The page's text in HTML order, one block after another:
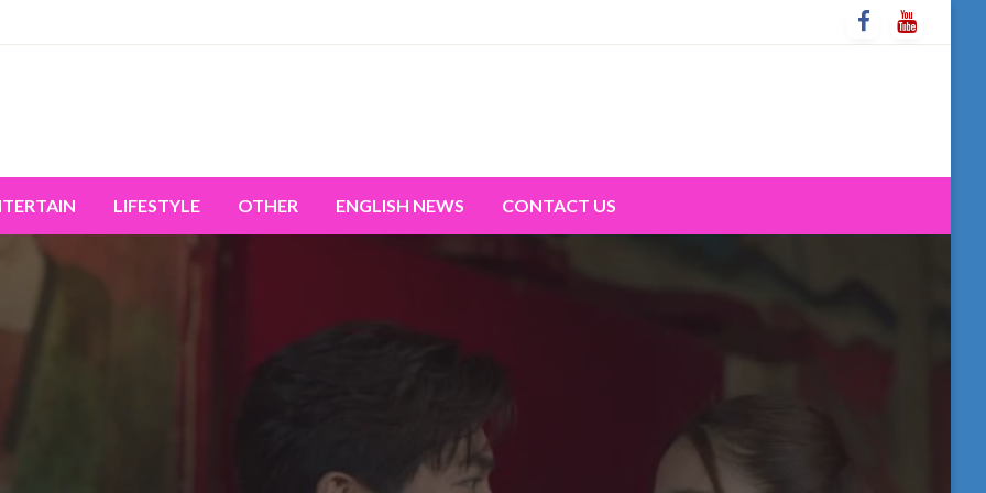
LIFESTYLE OTHER ENGLISH NEWS CONTACT US